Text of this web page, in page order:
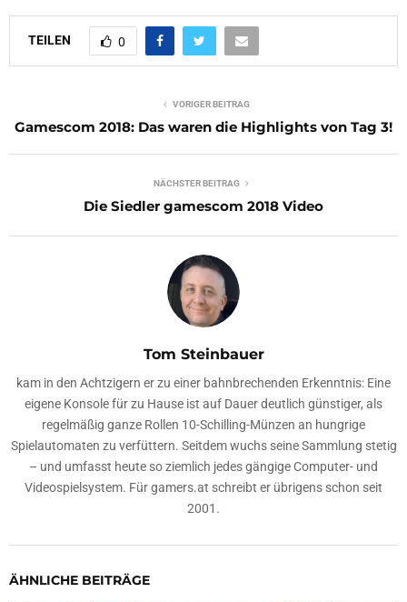
TEILEN 0
VORIGER BEITRAG
Gamescom 2018: Das waren die Highlights von Tag 3!
NÄCHSTER BEITRAG
Die Siedler gamescom 2018 Video
Tom Steinbauer
kam in den Achtzigern er zu einer bahnbrechenden Erkenntnis: Eine
eigene Konsole für zu Hause ist auf Dauer deutlich günstiger, als
regelmäßig ganze Rollen 10-Schilling-Münzen an hungrige
Spielautomaten zu verfüttern. Seitdem wuchs seine Sammlung stetig
– und umfasst heute so ziemlich jedes gängige Computer- und
Videospielsystem. Für gamers.at schreibt er übrigens schon seit
2001.
ÄHNLICHE BEITRÄGE